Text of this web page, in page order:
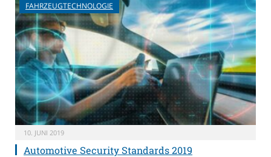
FAHRZEUGTECHNOLOGIE
10. JUNI 2019
Automotive Security Standards 2019